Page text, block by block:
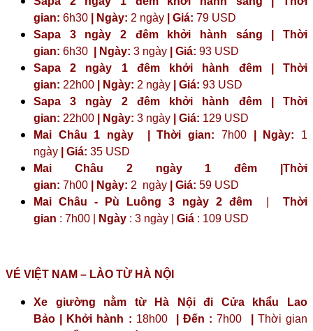
gian: 6h30 | Ngày: 2 ngày | Giá: 79 USD
Sapa 3 ngày 2 đêm khởi hành sáng | Thời
gian: 6h30 | Ngày: 3 ngày | Giá: 93 USD
Sapa 2 ngày 1 đêm khởi hành đêm | Thời
gian: 22h00 | Ngày: 2 ngày | Giá: 93 USD
Sapa 3 ngày 2 đêm khởi hành đêm | Thời
gian: 22h00 | Ngày: 3 ngày | Giá: 129 USD
Mai Châu 1 ngày | Thời gian: 7h00 | Ngày: 1
ngày
| Giá: 35 USD
Mai Châu 2 ngày 1 đêm |Thời
gian: 7h00 | Ngày: 2 ngày Giá: 59 USD
Mai Châu - Pù Luông 3 ngày 2 đêm
Thời
gian : 7h00 | Ngày : 3 ngày | Giá : 109 USD
VÉ VIỆT NAM – LÀO TỪ HÀ NỘI
Xe giường nằm từ Hà Nội đi Cửa khẩu Lao
Bảo | Khởi hành : 18h00| Đến : 7h00
Thời gian